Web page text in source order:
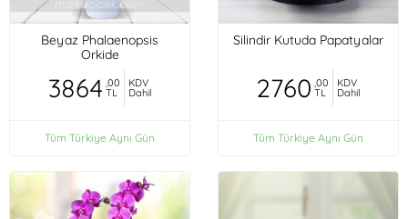
Beyaz Phalaenopsis
Orkide
3864 ,00
TL
KDV
Dahil
Tüm Türkiye Aynı Gün
Silindir Kutuda Papatyalar
2760 ,00
TL
KDV
Dahil
Tüm Türkiye Aynı Gün